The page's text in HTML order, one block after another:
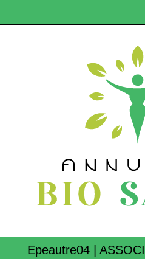
Epeautre04 |